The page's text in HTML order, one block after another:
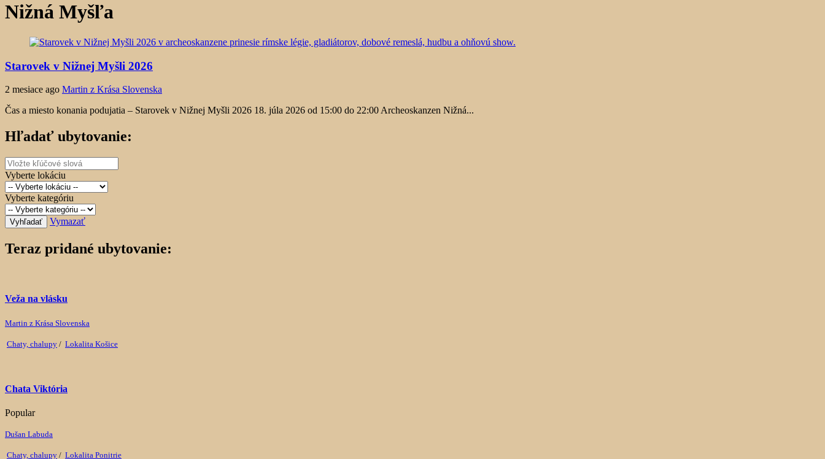
Nižná Myšľa
Starovek v Nižnej Myšli 2026
2 mesiace ago Martin z Krása Slovenska
Čas a miesto konania podujatia – Starovek v Nižnej Myšli 2026 18. júla 2026 od 15:00 do 22:00 Archeoskanzen Nižná...
Hľadať ubytovanie:
Vyberte lokáciu
Vyberte kategóriu
Vyhľadať Vymazať
Teraz pridané ubytovanie:
Veža na vlásku
Martin z Krása Slovenska
Chaty, chalupy / Lokalita Košice
Chata Viktória
Popular
Dušan Labuda
Chaty, chalupy / Lokalita Ponitrie